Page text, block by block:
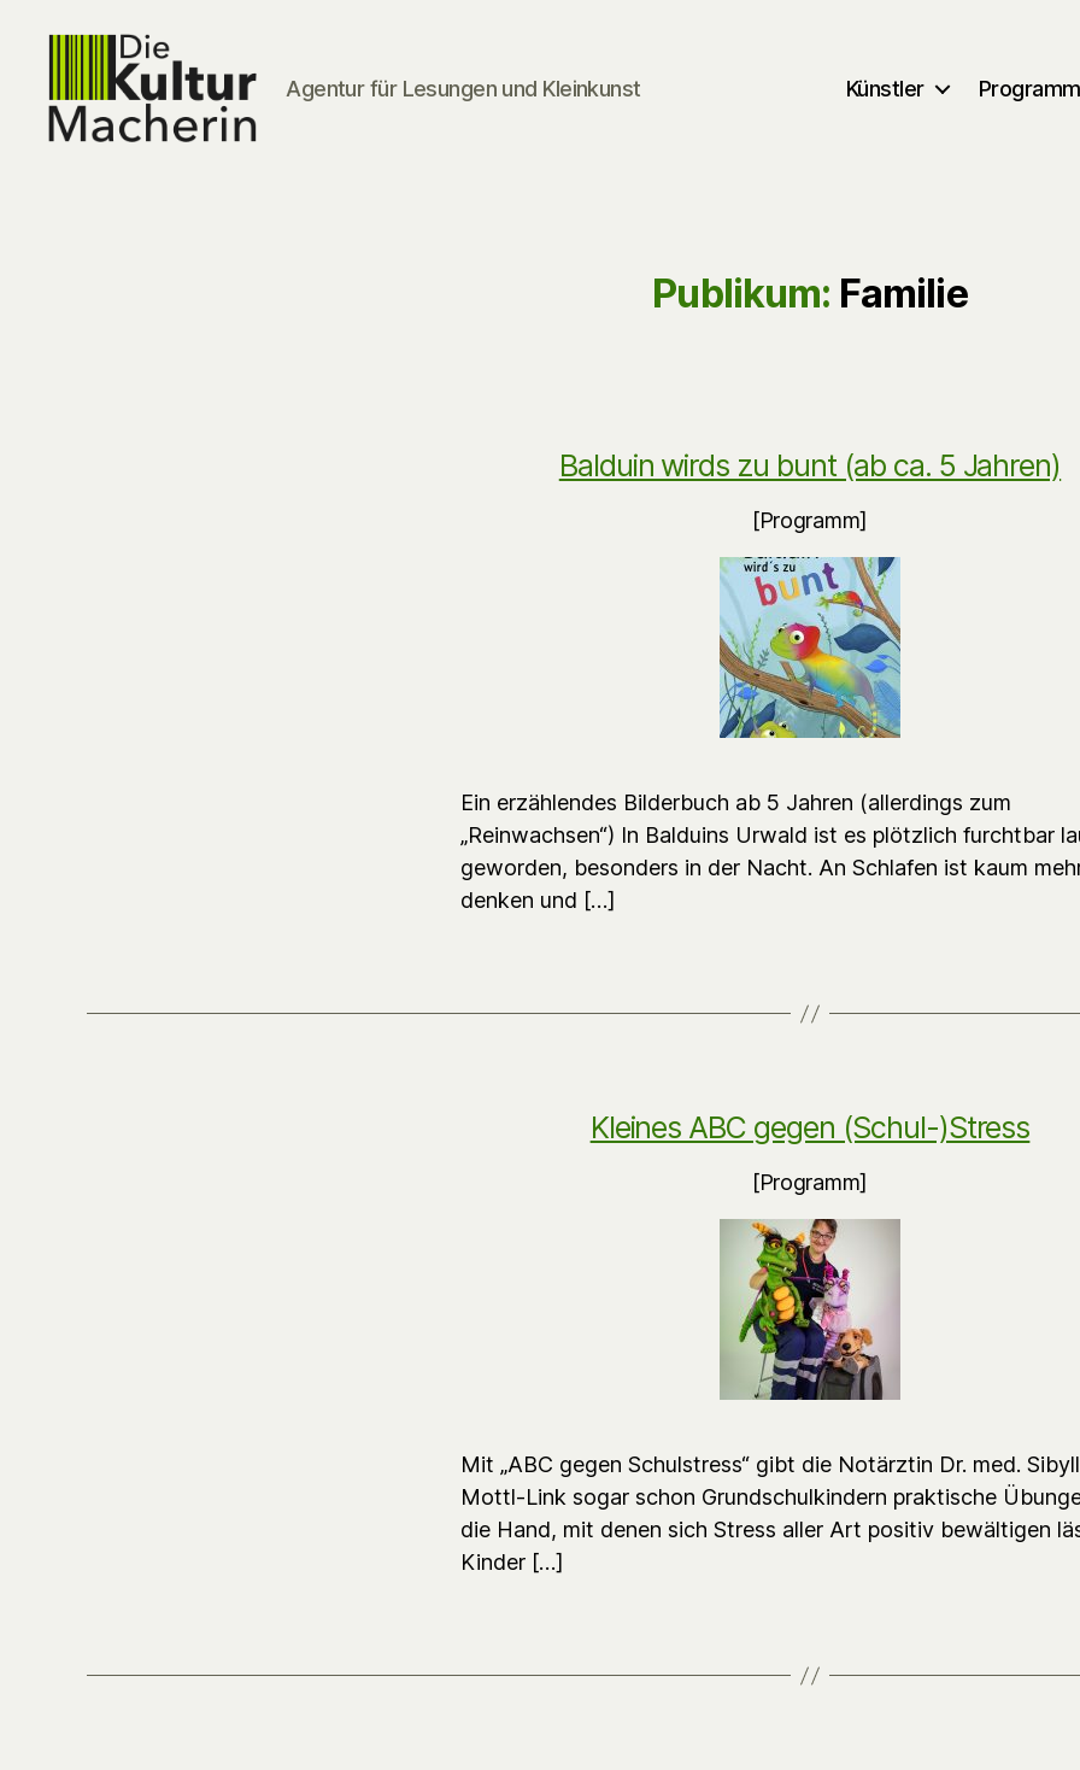
Agentur für Lesungen und Kleinkunst Künstler
Publikum: Familie
Balduin wirds zu bunt (ab ca. 5 Jahren)
[Programm]
Ein erzählendes Bilderbuch ab 5 Jahren (allerdings zum
„Reinwachsen“) In Balduins Urwald ist es plötzlich furchtbar
geworden, besonders in der Nacht. An Schlafen ist kaum
denken und […]
Kleines ABC gegen (Schul-)Stress
[Programm]
Mit „ABC gegen Schulstress“ gibt die Notärztin Dr. med.
Mottl-Link sogar schon Grundschulkindern praktische
die Hand, mit denen sich Stress aller Art positiv bewältigen
Kinder […]